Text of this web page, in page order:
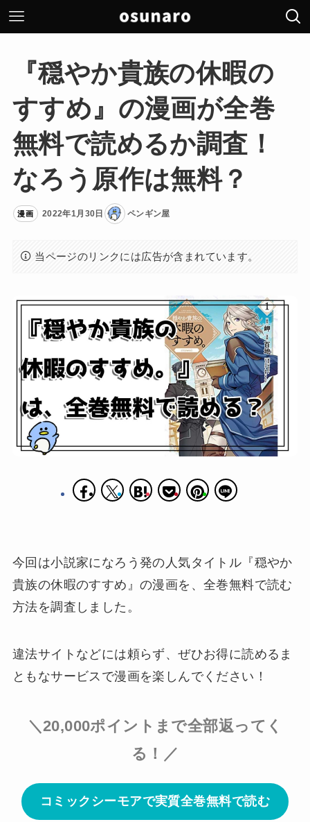
『穏やか貴族の休暇の
すすめ』の漫画が全巻
無料で読めるか調査！
なろう原作は無料？
漫画 2022年1月30日 ペンギン屋
当ページのリンクには広告が含まれています。
今回は小説家になろう発の人気タイトル『穏やか
貴族の休暇のすすめ』の漫画を、全巻無料で読む
方法を調査しました。
違法サイトなどには頼らず、ぜひお得に読めるま
ともなサービスで漫画を楽しんでください！
＼20,000ポイントまで全部返ってく
る！／
コミックシーモアで実質全巻無料で読む